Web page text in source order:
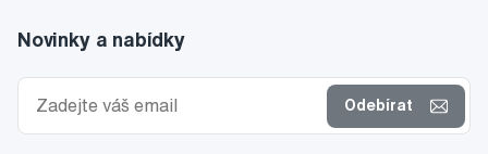
Novinky a nabídky
Odebírat